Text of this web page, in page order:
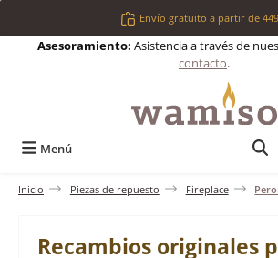
Saltar al contenido principalEnvío gratuito a partir de
Asesoramiento: Asistencia a través de
contacto.
Menú
Inicio Piezas de repuesto Fireplace
Recambios originales